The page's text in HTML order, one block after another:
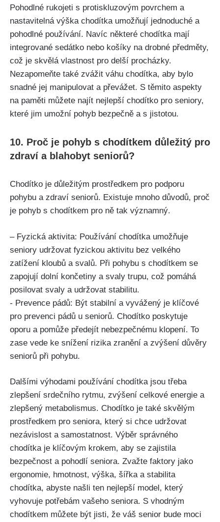
Pohodlné rukojeti s protiskluzovým⁣ povrchem a
nastavitelná výška chodítka umožňují jednoduché a
pohodlné používání.⁢ Navíc některé‍ chodítka mají
integrované sedátko nebo košíky na ​drobné​ předměty,
což ​je‌ skvělá vlastnost pro delší procházky.
Nezapomeňte také zvážit váhu chodítka, ‌aby bylo
snadné ⁣jej ‌manipulovat a převážet. S těmito aspekty
na paměti můžete ⁣najít nejlepší chodítko pro seniory,
které jim umožní pohyb bezpečně a s jistotou.
10. Proč ​je⁢ pohyb ‌s chodítkem důležitý pro
zdraví a blahobyt seniorů?
Chodítko je důležitým prostředkem pro⁣ podporu
pohybu⁢ a zdraví‌ seniorů. Existuje mnoho důvodů, proč
je pohyb s chodítkem pro ně tak významný. ⁣
– Fyzická aktivita: Používání‍ chodítka umožňuje
seniory‍ udržovat fyzickou aktivitu bez velkého
zatížení kloubů a svalů. Při pohybu s chodítkem se
zapojují ‍dolní končetiny a svaly trupu, což pomáhá‍
posilovat svaly a udržovat stabilitu.
-⁢ Prevence pádů: Být stabilní a vyvážený je klíčové
pro prevenci pádů u seniorů. Chodítko poskytuje
⁣oporu a pomůže předejít nebezpečnému klopení. To
zase vede ke snížení rizika zranění​ a zvýšení důvěry
seniorů při pohybu.
Dalšími výhodami⁤ používání chodítka jsou třeba
zlepšení⁢ srdečního rytmu, zvýšení celkové energie a
zlepšený metabolismus. Chodítko je také​ skvělým
prostředkem⁤ pro seniora, který si chce udržovat
nezávislost a samostatnost. ⁣Výběr ⁣správného
chodítka je ‍klíčovým krokem, aby se zajistila‍
bezpečnost a pohodlí seniora. Zvažte faktory jako
ergonomie, hmotnost, výška, šířka a stabilita
chodítka, abyste našli ten nejlepší model, který
vyhovuje potřebám vašeho seniora. S vhodným
chodítkem můžete být jisti, že váš senior bude⁣ moci